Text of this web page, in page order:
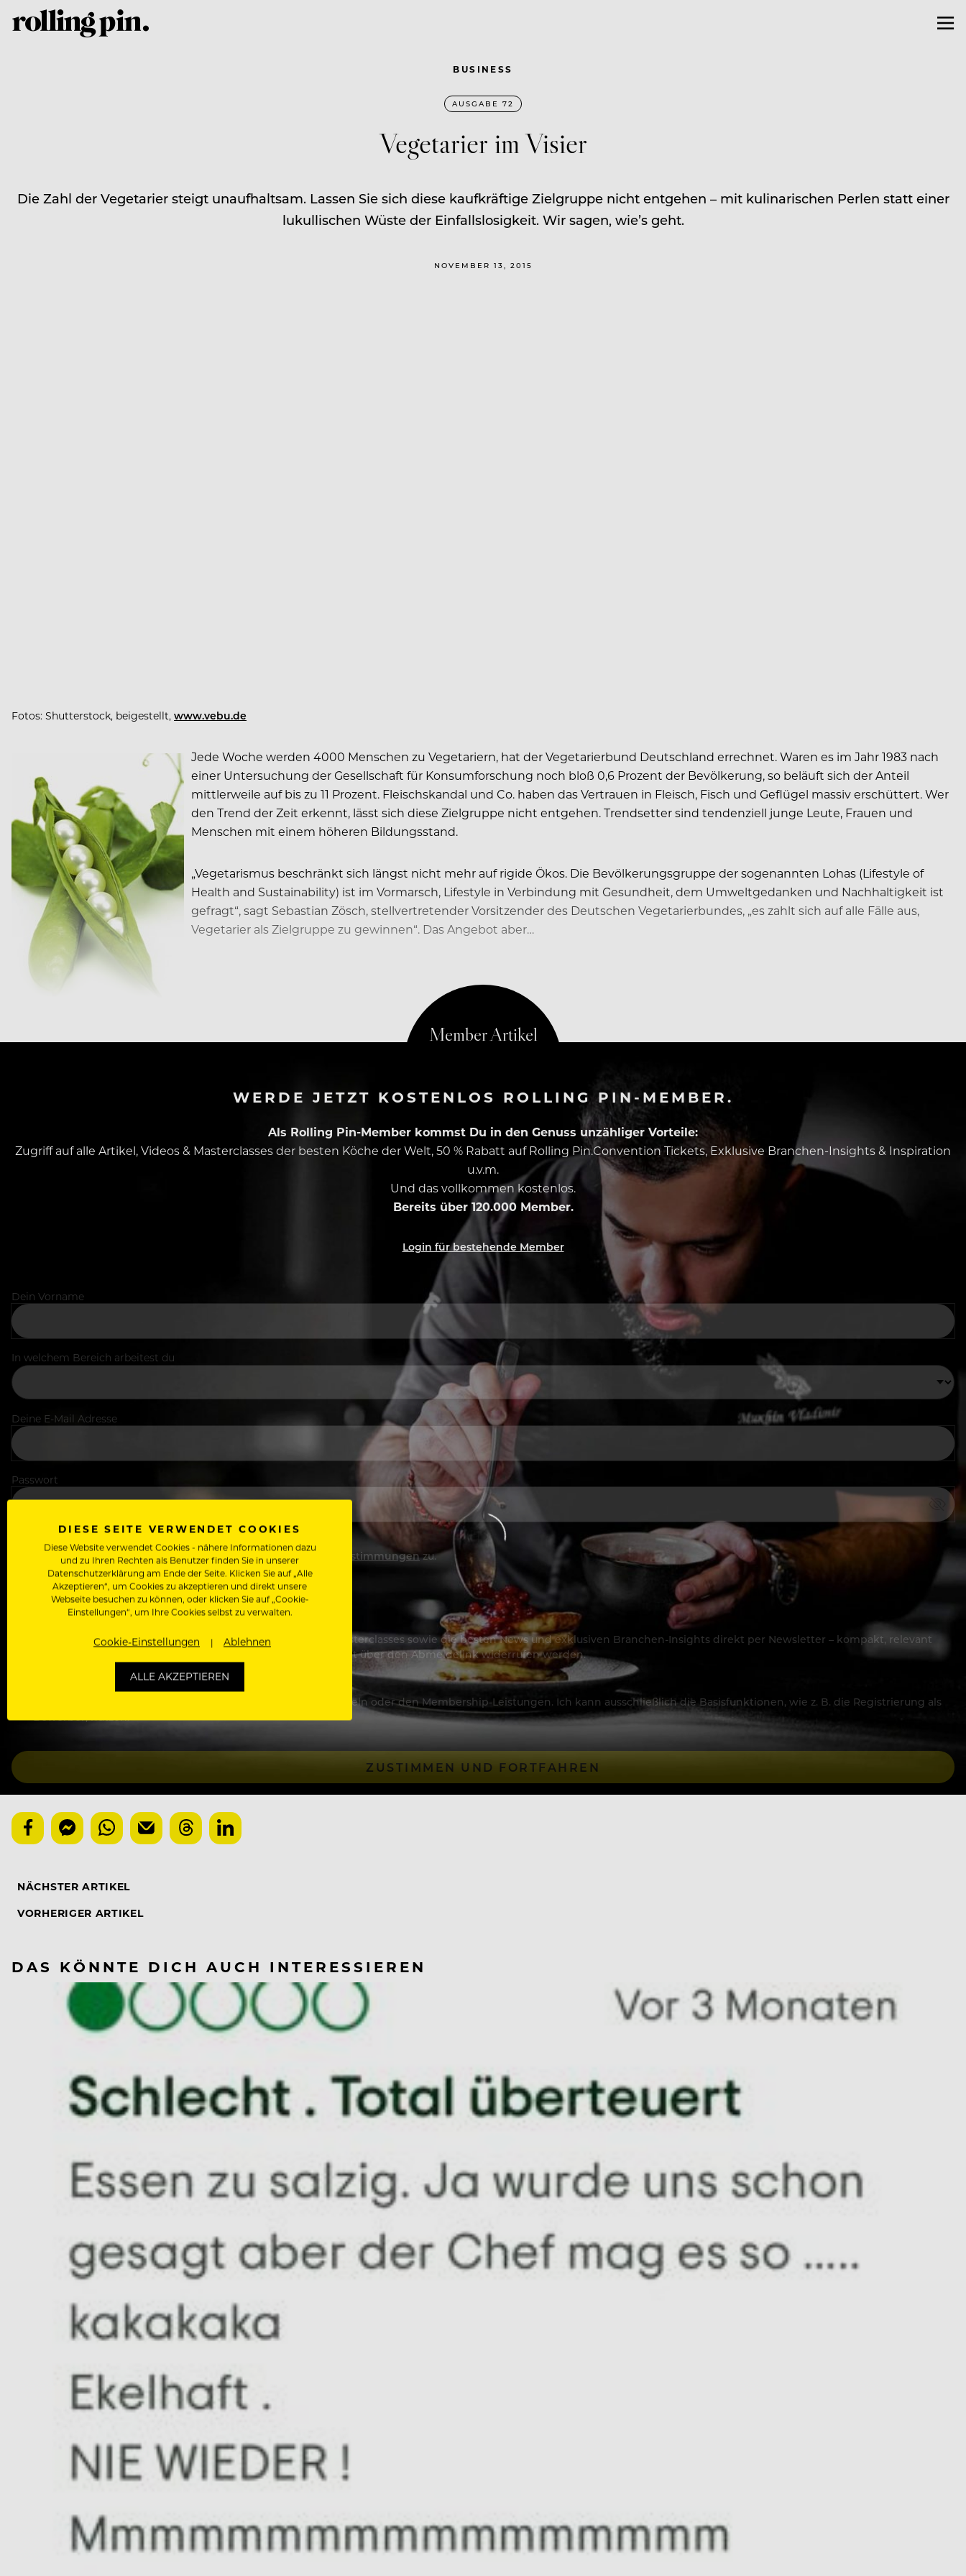
BUSINESS
AUSGABE 72
Vegetarier im Visier
Die Zahl der Vegetarier steigt unaufhaltsam. Lassen Sie sich diese kaufkräftige Zielgruppe nicht entgehen – mit kulinarischen Perlen statt einer
lukullischen Wüste der Einfallslosigkeit. Wir sagen, wie’s geht.
NOVEMBER 13, 2015
Fotos: Shutterstock, beigestellt, www.vebu.de
Jede Woche werden 4000 Menschen zu Vegetariern, hat der Vegetarierbund Deutschland errechnet. Waren es im Jahr 1983 nach
einer Untersuchung der Gesellschaft für Konsumforschung noch bloß 0,6 Prozent der Bevölkerung, so beläuft sich der Anteil
mittlerweile auf bis zu 11 Prozent. Fleischskandal und Co. haben das Vertrauen in Fleisch, Fisch und Geflügel massiv erschüttert. Wer
den Trend der Zeit erkennt, lässt sich diese Zielgruppe nicht entgehen. Trendsetter sind tendenziell junge Leute, Frauen und
Menschen mit einem höheren Bildungsstand.
„Vegetarismus beschränkt sich längst nicht mehr auf rigide Ökos. Die Bevölkerungsgruppe der sogenannten Lohas (Lifestyle of
Health and Sustainability) ist im Vormarsch, Lifestyle in Verbindung mit Gesundheit, dem Umweltgedanken und Nachhaltigkeit ist
gefragt“, sagt Sebastian Zösch, stellvertretender Vorsitzender des Deutschen Vegetarierbundes, „es zahlt sich auf alle Fälle aus,
Vegetarier als Zielgruppe zu gewinnen“. Das Angebot aber…
WERDE JETZT KOSTENLOS ROLLING PIN-MEMBER.
Als Rolling Pin-Member kommst Du in den Genuss unzähliger Vorteile:
Zugriff auf alle Artikel, Videos & Masterclasses der besten Köche der Welt, 50 % Rabatt auf Rolling Pin.Convention Tickets, Exklusive Branchen-Insights & Inspiration
u.v.m.
Und das vollkommen kostenlos.
Bereits über 120.000 Member.
Login für bestehende Member
Dein Vorname
In welchem Bereich arbeitest du
Deine E-Mail Adresse
Passwort
Ich stimme denNutzungsbedingungenundDatenschutzbestimmungenzu.
Wähle deinen Zugang:
Voller und kostenloser Zugang zu allen Artikeln, Videos & Masterclasses sowie die besten News und exklusiven Branchen-Insights direkt per Newsletter – kompakt, relevant
und ohne Bullshit. Die Newsletter-Einwilligung kann jederzeit über den Abmeldelink widerrufen werden.
Mit der Basic-Registrierung habe ich KEINEN Zugang zu Artikeln oder den Membership-Leistungen. Ich kann ausschließlich die Basisfunktionen, wie z. B. die Registrierung als
Bewerber, nutzen.
ZUSTIMMEN UND FORTFAHREN
NÄCHSTER ARTIKEL
VORHERIGER ARTIKEL
DAS KÖNNTE DICH AUCH INTERESSIEREN
DIESE SEITE VERWENDET COOKIES
Diese Website verwendet Cookies - nähere Informationen dazu
und zu Ihren Rechten als Benutzer finden Sie in unserer
Datenschutzerklärung am Ende der Seite. Klicken Sie auf „Alle
Akzeptieren“, um Cookies zu akzeptieren und direkt unsere
Webseite besuchen zu können, oder klicken Sie auf „Cookie-
Einstellungen“, um Ihre Cookies selbst zu verwalten.
Cookie-Einstellungen Ablehnen
ALLE AKZEPTIEREN